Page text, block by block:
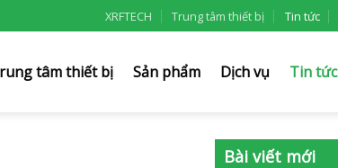
XRFTECH Trung tâm thiết bị Tin tức
tâm thiết bị Sản phẩm Dịch vụ Tin tức
Bài viết mới